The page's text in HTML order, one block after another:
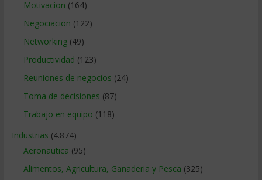
Motivacion (164)
Negociacion (122)
Networking(49)
Productividad (123)
Reuniones de negocios (24)
Toma de decisiones (87)
Trabajo en equipo (118)
Industrias (4.874)
Aeronautica (95)
Alimentos, Agricultura, Ganaderia y Pesca (325)